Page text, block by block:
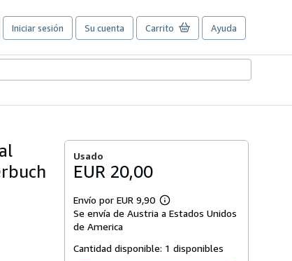
Iniciar sesión Su cuenta Carrito Ayuda
Usado
EUR 20,00
Envío por EUR 9,90
Más
información
tarifas
Se envía de Austria a Estados Unidos
de America
Cantidad disponible: 1 disponibles